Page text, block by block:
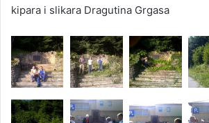
kipara i slikara Dragutina Grgasa